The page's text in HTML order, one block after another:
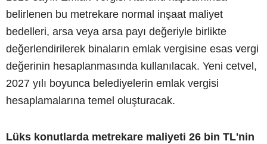
belirlenen bu metrekare normal inşaat maliyet
bedelleri, arsa veya arsa payı değeriyle birlikte
değerlendirilerek binaların emlak vergisine esas vergi
değerinin hesaplanmasında kullanılacak. Yeni cetvel,
2027 yılı boyunca belediyelerin emlak vergisi
hesaplamalarına temel oluşturacak.
Lüks konutlarda metrekare maliyeti 26 bin TL'nin